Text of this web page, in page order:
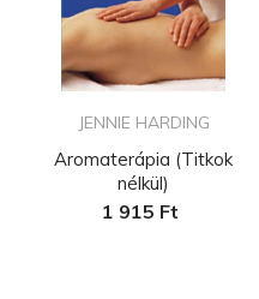
JENNIE HARDING
Aromaterápia (Titkok
nélkül)
1 915 Ft